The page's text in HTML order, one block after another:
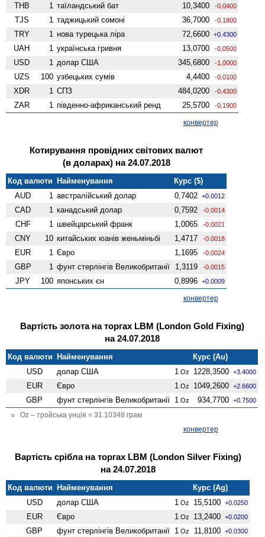
THB 1 таїландський бат 10,3400 -0.0400
TJS 1 таджицький сомоні 36,7000 -0.1800
TRY 1 нова турецька ліра 72,6600 +0.4300
UAH 1 українська гривня 13,0700 -0.0500
USD 1 долар США 345,6800 -1.0000
UZS 100 узбецьких сумів 4,4400 -0.0100
XDR 1 СПЗ 484,0200 -0.4300
ZAR 1 південно-африканський ренд 25,5700 -0.1900
конвертер
Котирування провідних світових валют
(в доларах) на 24.07.2018
Код валюти Найменування
Курс ($)
AUD
1 австралійський долар 0,7402 +0.0012
CAD 1 канадський долар 0,7592 -0.0014
CHF 1 швейцарський франк 1,0065 -0.0021
CNY 10 китайських юанів женьмiньбi 1,4717 -0.0018
EUR 1 Євро 1,1695 -0.0024
GBP 1 фунт стерлінгів Велико­британії 1,3119 -0.0015
JPY 100 японських єн 0,8996 +0.0009
конвертер
Вартість золота на торгах LBM (London Gold Fixing)
на 24.07.2018
Код валюти Найменування
Курс (Au)
USD
долар США 1 Oz 1228,3500 +3.4000
EUR Євро 1 Oz 1049,2600 +2.6600
GBP фунт стерлінгів Велико­британії 1 Oz 934,7700 +0.7500
Oz – тройська унція = 31.10348 грам
конвертер
Вартість срібла на торгах LBM (London Silver Fixing)
на 24.07.2018
Код валюти Найменування
Курс (Ag)
USD
долар США 1 Oz 15,5100 +0.0250
EUR Євро 1 Oz 13,2400 +0.0200
GBP фунт стерлінгів Велико­британії 1 Oz 11,8100 +0.0300